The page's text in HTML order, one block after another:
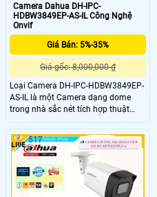
Camera Dahua DH-IPC-
HDBW3849EP-AS-IL Công Nghệ
Onvif
Giá Bán: 5%-35%
Giá gốc: 8,000,000 ₫
Loại Camera DH-IPC-HDBW3849EP-
AS-IL là một Camera dạng dome
trong nhà sắc nét tích hợp thuật
toán AI deep learning để phân biệt
người và phương tiện là camera ip
poe cung cấp cấp nguồn qua dây
tín hiệu và kết hợp với khả năng ánh
sáng kép vừa hồng ngoại vừa đèn
trợ sáng. Với trang bị chống ngược
sáng DWDR
517